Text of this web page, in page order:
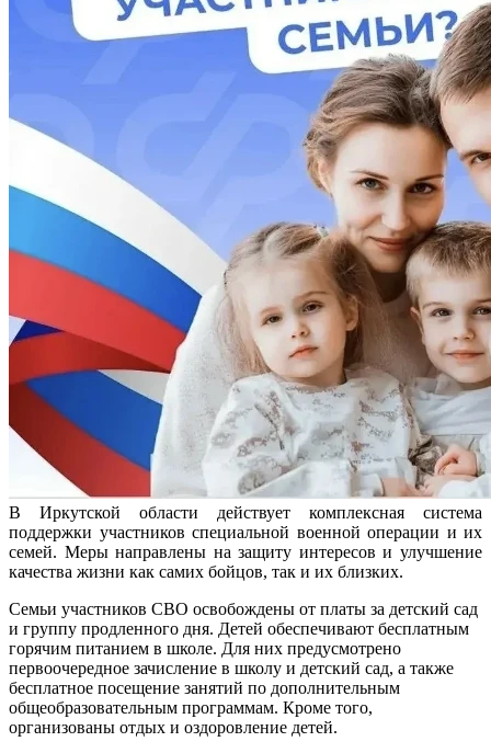
В Иркутской области действует комплексная система
поддержки участников специальной военной операции и их
семей. Меры направлены на защиту интересов и улучшение
качества жизни как самих бойцов, так и их близких.
Семьи участников СВО освобождены от платы за детский сад
и группу продленного дня. Детей обеспечивают бесплатным
горячим питанием в школе. Для них предусмотрено
первоочередное зачисление в школу и детский сад, а также
бесплатное посещение занятий по дополнительным
общеобразовательным программам. Кроме того,
организованы отдых и оздоровление детей.